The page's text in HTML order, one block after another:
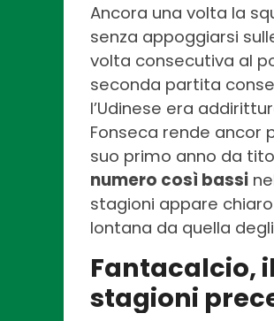
Ancora una volta la
senza appoggiarsi
volta consecutiva al
seconda partita
l’Udinese era
Fonseca rende ancor
suo primo anno da
numero così bassi
stagioni appare
lontana da quella
Fantacalcio,
stagioni